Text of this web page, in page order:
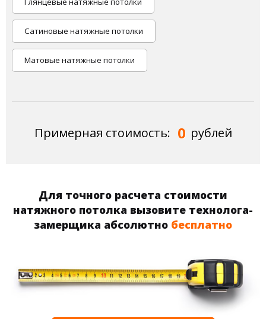
Сатиновые натяжные потолки
Матовые натяжные потолки
Примерная стоимость: 0 рублей
Для точного расчета стоимости
натяжного потолка вызовите технолога-
замерщика абсолютно бесплатно